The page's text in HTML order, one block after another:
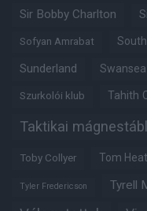
Sir Bobby Charlton
Sofyan Amrabat
Sunderland
Szurkolói klub Tahith
Taktikai
Toby Collyer Tom
Tyler Fredericson Tyrell